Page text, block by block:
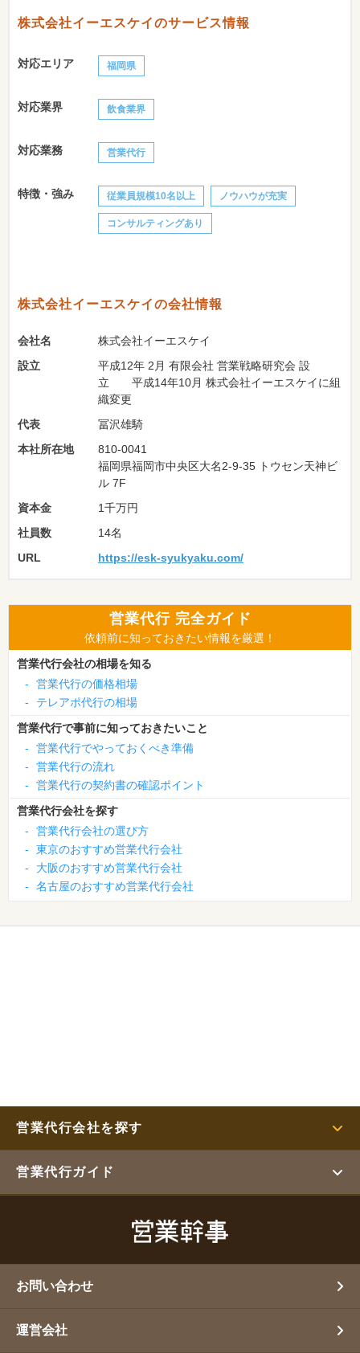
株式会社イーエスケイのサービス情報
対応エリア 福岡県
対応業界 飲食業界
対応業務 営業代行
特徴・強み 従業員規模10名以上 ノウハウが充実
コンサルティングあり
株式会社イーエスケイの会社情報
会社名
株式会社イーエスケイ
設立
平成12年 2月 有限会社 営業戦略研究会 設
立 平成14年10月 株式会社イーエスケイに組
織変更
代表
冨沢雄騎
本社所在地
810-0041
福岡県福岡市中央区大名2-9-35 トウセン天神ビ
ル 7F
資本金
1千万円
社員数
14名
URL
https://esk-syukyaku.com/
営業代行 完全ガイド
依頼前に知っておきたい情報を厳選！
営業代行会社の相場を知る
-
営業代行の価格相場
-
テレアポ代行の相場
営業代行で事前に知っておきたいこと
-
営業代行でやっておくべき準備
-
営業代行の流れ
-
営業代行の契約書の確認ポイント
営業代行会社を探す
-
営業代行会社の選び方
-
東京のおすすめ営業代行会社
-
大阪のおすすめ営業代行会社
-
名古屋のおすすめ営業代行会社
営業代行会社を探す
営業代行ガイド
お問い合わせ
運営会社